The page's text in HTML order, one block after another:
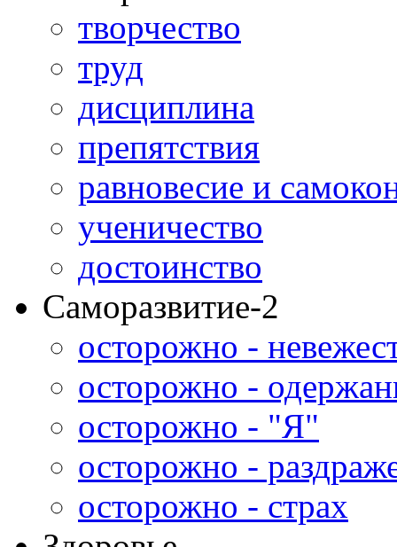
творчество
труд
дисциплина
препятствия
равновесие и
ученичество
достоинство
Саморазвитие-2
осторожно -
осторожно -
осторожно - "Я"
осторожно -
осторожно - страх